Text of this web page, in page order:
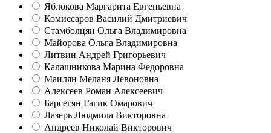
Яблокова Маргарита Евгеньевна
Комиссаров Василий Дмитриевич
Стамболцян Ольга Владимировна
Майорова Ольга Владимировна
Литвин Андрей Григорьевич
Калашникова Марина Федоровна
Маилян Меланя Левоновна
Алексеев Роман Алексеевич
Барсегян Гагик Омарович
Лазерь Людмила Викторовна
Андреев Николай Викторович